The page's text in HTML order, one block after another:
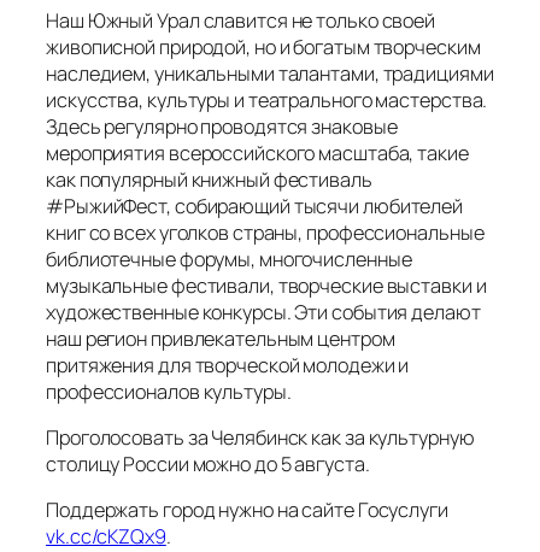
Наш Южный Урал славится не только своей
живописной природой, но и богатым творческим
наследием, уникальными талантами, традициями
искусства, культуры и театрального мастерства.
Здесь регулярно проводятся знаковые
мероприятия всероссийского масштаба, такие
как популярный книжный фестиваль
#РыжийФест, собирающий тысячи любителей
книг со всех уголков страны, профессиональные
библиотечные форумы, многочисленные
музыкальные фестивали, творческие выставки и
художественные конкурсы. Эти события делают
наш регион привлекательным центром
притяжения для творческой молодежи и
профессионалов культуры.
Проголосовать за Челябинск как за культурную
столицу России можно до 5 августа.
Поддержать город нужно на сайте Госуслуги
vk.cc/cKZQx9.